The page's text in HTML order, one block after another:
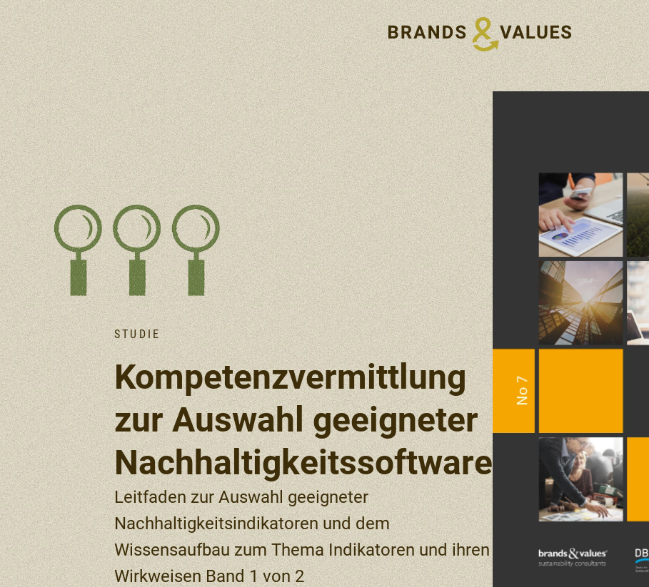
STUDIE
Kompetenzvermittlung
zur Auswahl geeigneter
Nachhaltigkeitssoftware
Leitfaden zur Auswahl geeigneter
Nachhaltigkeitsindikatoren und dem
Wissensaufbau zum Thema Indikatoren und ihren
Wirkweisen ​Band 1 von 2